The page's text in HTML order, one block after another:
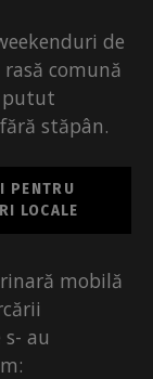
de
comună
putut
stăpân.
PENTRU
LOCALE
mobilă
au